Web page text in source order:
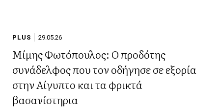
PLUS 29.05.26
Μίμης Φωτόπουλος: Ο προδότης
συνάδελφος που τον οδήγησε σε εξορία
στην Αίγυπτο και τα φρικτά
βασανίστηρια